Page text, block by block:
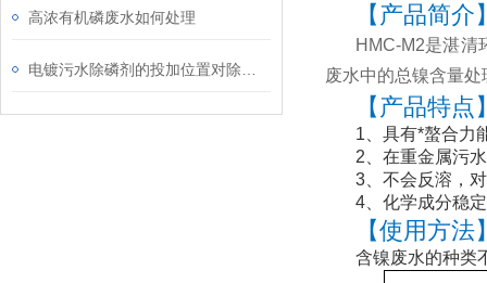
高浓有机磷废水如何处理 【产品简介
HMC-M2是湛清
废水中的总镍含量
【产品特点
1、具有*螯合力
2、在重金属污
3、不会反溶，
4、化学成分稳
【使用方法
含镍废水的种类